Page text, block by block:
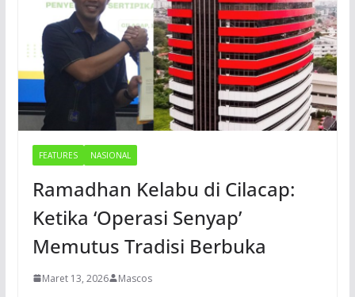
FEATURES NASIONAL
Ramadhan Kelabu di Cilacap:
Ketika ‘Operasi Senyap’
Memutus Tradisi Berbuka
Maret 13, 2026 Mascos